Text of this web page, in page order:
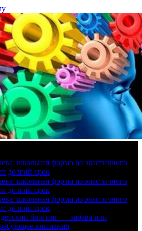
школьная форма из эластичного
долгий срок
школьная форма из эластичного
долгий срок
школьная форма из эластичного
долгий срок
блогинг — забава или
внимания